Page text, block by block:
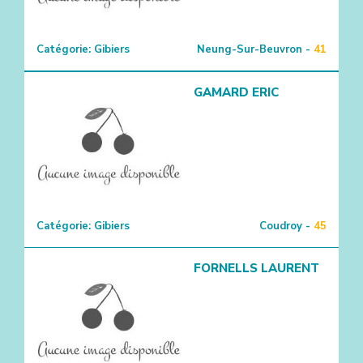
Catégorie: Gibiers Neung-Sur-Beuvron - 41
GAMARD ERIC
Catégorie: Gibiers Coudroy - 45
FORNELLS LAURENT